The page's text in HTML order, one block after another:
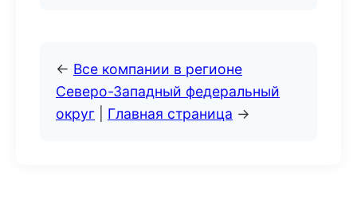
← Все компании в регионе
Северо-Западный федеральный
округ
Главная страница →